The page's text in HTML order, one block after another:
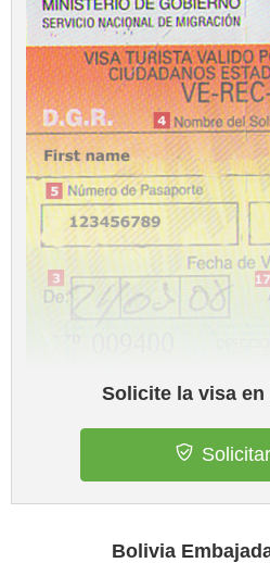
Solicite la visa
Bolivia